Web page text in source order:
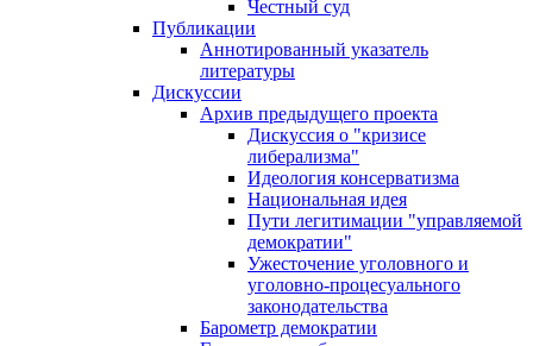
Честный суд
Публикации
Аннотированный указатель
литературы
Дискуссии
Архив предыдущего проекта
Дискуссия о "кризисе
либерализма"
Идеология консерватизма
Национальная идея
Пути легитимации "управляемой
демократии"
Ужесточение уголовного и
уголовно-процесуального
законодательства
Барометр демократии